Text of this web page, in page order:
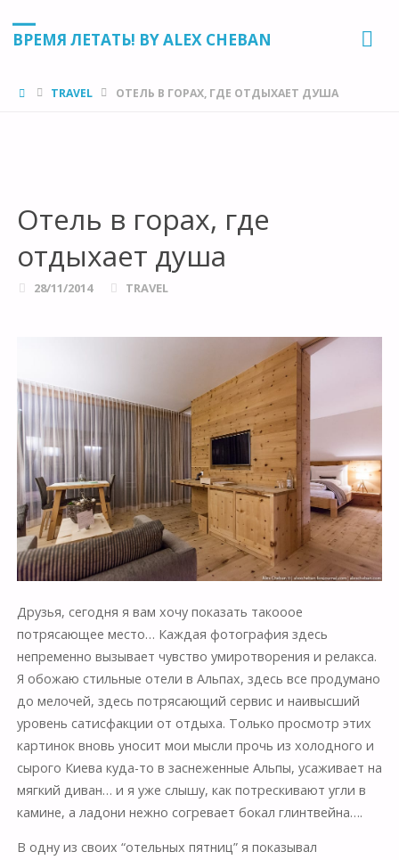
ВРЕМЯ ЛЕТАТЬ! BY ALEX CHEBAN
HOMETRAVEL ОТЕЛЬ В ГОРАХ, ГДЕ ОТДЫХАЕТ ДУША
Отель в горах, где
отдыхает душа
28/11/2014 TRAVEL
Друзья, сегодня я вам хочу показать такооое
потрясающее место… Каждая фотография здесь
непременно вызывает чувство умиротворения и релакса.
Я обожаю стильные отели в Альпах, здесь все продумано
до мелочей, здесь потрясающий сервис и наивысший
уровень сатисфакции от отдыха. Только просмотр этих
картинок вновь уносит мои мысли прочь из холодного и
сырого Киева куда-то в заснеженные Альпы, усаживает на
мягкий диван… и я уже слышу, как потрескивают угли в
камине, а ладони нежно согревает бокал глинтвейна….
В одну из своих “отельных пятниц” я показывал